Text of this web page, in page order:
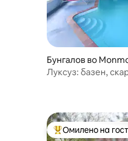
Бунгалов во
e
Луксуз: базен,
МеѓуОмилено на